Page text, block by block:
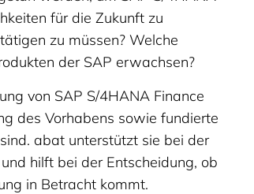
für die Zukunft zu
zu müssen? Welche
der SAP erwachsen?
von SAP S/4HANA Finance
des Vorhabens sowie fundierte
abat unterstützt sie bei der
hilft bei der Entscheidung, ob
in Betracht kommt.